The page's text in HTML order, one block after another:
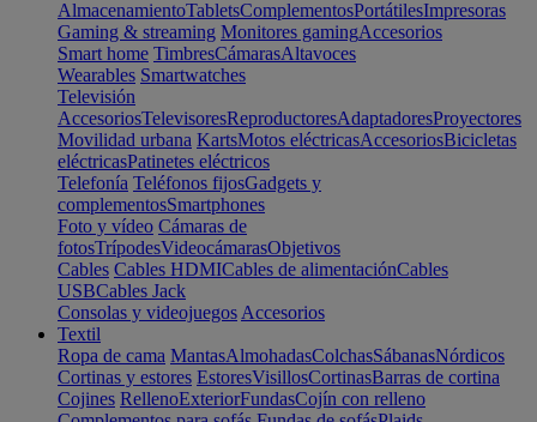
AlmacenamientoTabletsComplementosPortátilesImpresoras
Gaming & streaming Monitores gamingAccesorios
Smart home TimbresCámarasAltavoces
Wearables Smartwatches
Televisión
AccesoriosTelevisoresReproductoresAdaptadoresProyectores
Movilidad urbana KartsMotos eléctricasAccesoriosBicicletas
eléctricasPatinetes eléctricos
Telefonía Teléfonos fijosGadgets y
complementosSmartphones
Foto y vídeo Cámaras de
fotosTrípodesVideocámarasObjetivos
Cables Cables HDMICables de alimentaciónCables
USBCables Jack
Consolas y videojuegos Accesorios
Textil
Ropa de cama MantasAlmohadasColchasSábanasNórdicos
Cortinas y estores EstoresVisillosCortinasBarras de cortina
Cojines RellenoExteriorFundasCojín con relleno